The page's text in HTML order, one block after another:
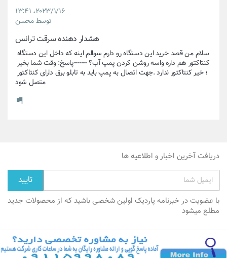
۲۰۲۳/۱/۱۶،‏ ۱۳:۴۱
توسط محسن
هشدار دهنده سرقت ترانس
متصل شود
دریافت آخرین اخبار و اطلاعیه ها
با عضویت در خبرنامه پاردیک اولین شخصی باشید که از محصولات جدید
مطلع میشود